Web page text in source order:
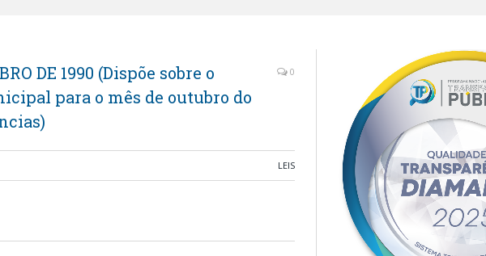
DE 1990 (Dispõe sobre o
para o mês de outubro do
0
LEIS